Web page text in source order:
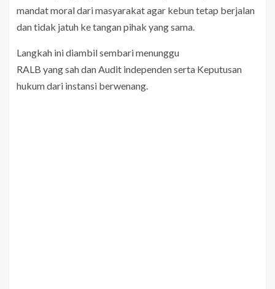
mandat moral dari masyarakat agar kebun tetap berjalan
dan tidak jatuh ke tangan pihak yang sama.
Langkah ini diambil sembari menunggu
RALB yang sah dan Audit independen serta Keputusan
hukum dari instansi berwenang.